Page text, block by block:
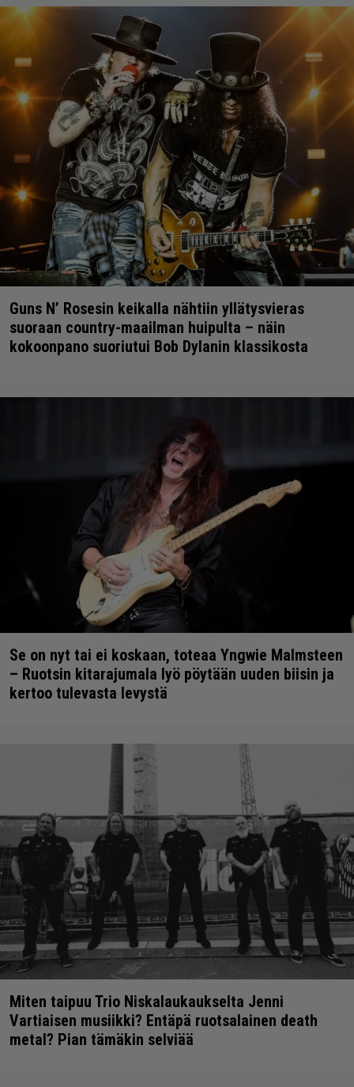
Guns N’ Rosesin keikalla nähtiin yllätysvieras
suoraan country-maailman huipulta – näin
kokoonpano suoriutui Bob Dylanin klassikosta
Se on nyt tai ei koskaan, toteaa Yngwie Malmsteen
– Ruotsin kitarajumala lyö pöytään uuden biisin ja
kertoo tulevasta levystä
Miten taipuu Trio Niskalaukaukselta Jenni
Vartiaisen musiikki? Entäpä ruotsalainen death
metal? Pian tämäkin selviää